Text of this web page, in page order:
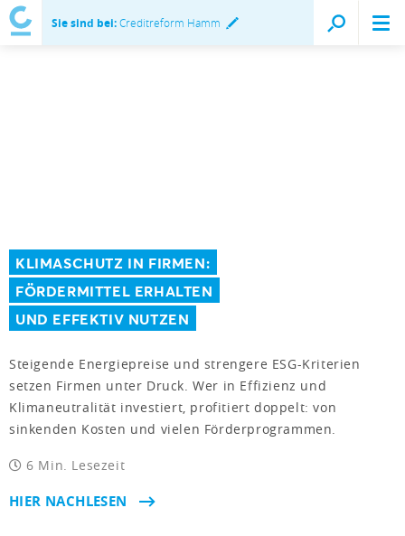
Sie sind bei:Creditreform Hamm
KLIMASCHUTZ IN FIRMEN:
FÖRDERMITTEL ERHALTEN
UND EFFEKTIV NUTZEN
Steigende Energiepreise und strengere ESG-Kriterien
setzen Firmen unter Druck. Wer in Effizienz und
Klimaneutralität investiert, profitiert doppelt: von
sinkenden Kosten und vielen Förderprogrammen.
6 Min. Lesezeit
HIER NACHLESEN